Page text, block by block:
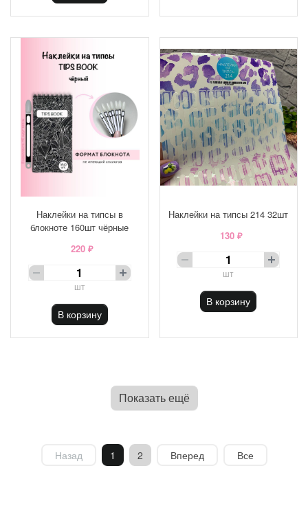
Наклейки на типсы в
блокноте 160шт чёрные
220 ₽
шт
В корзину
Наклейки на типсы 214 32шт
130 ₽
шт
В корзину
Показать ещё
Назад 1 2 Вперед Все